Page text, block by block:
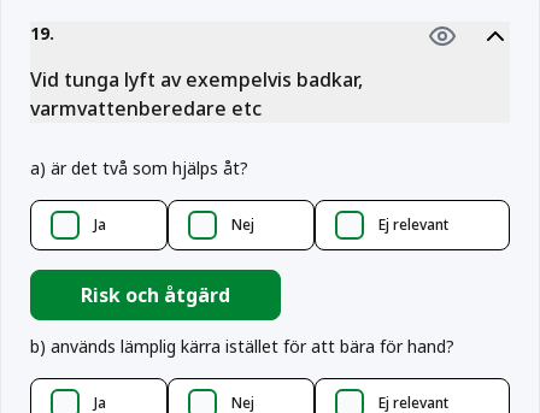
19.
Vid tunga lyft av exempelvis badkar,
varmvattenberedare etc
a) är det två som hjälps åt?
Ja Nej Ej relevant
Risk och åtgärd
b) används lämplig kärra istället för att bära för hand?
Ja Nej Ej relevant